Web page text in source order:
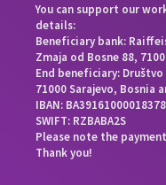
You can support our
details:
Beneficiary bank:
Zmaja od Bosne 88,
End beneficiary:
71000 Sarajevo, Bosnia
IBAN:
SWIFT: RZBABA2S
Please note the
Thank you!